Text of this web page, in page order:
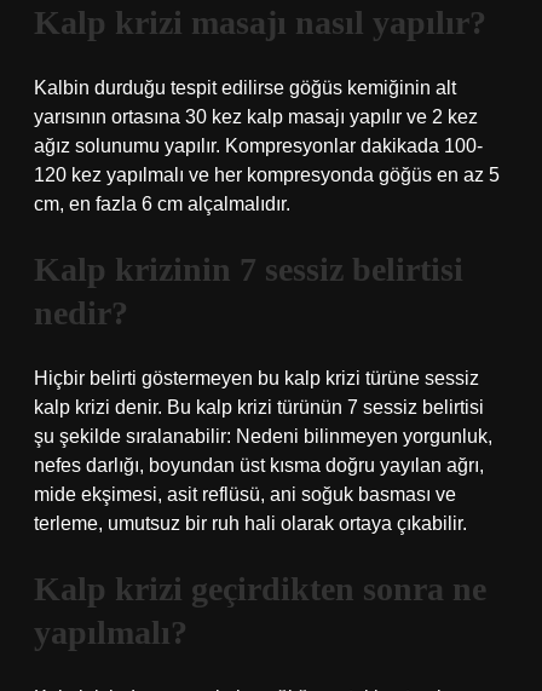
Kalp krizi masajı nasıl yapılır?
Kalbin durduğu tespit edilirse göğüs kemiğinin alt
yarısının ortasına 30 kez kalp masajı yapılır ve 2 kez
ağız solunumu yapılır. Kompresyonlar dakikada 100-
120 kez yapılmalı ve her kompresyonda göğüs en az 5
cm, en fazla 6 cm alçalmalıdır.
Kalp krizinin 7 sessiz belirtisi
nedir?
Hiçbir belirti göstermeyen bu kalp krizi türüne sessiz
kalp krizi denir. Bu kalp krizi türünün 7 sessiz belirtisi
şu şekilde sıralanabilir: Nedeni bilinmeyen yorgunluk,
nefes darlığı, boyundan üst kısma doğru yayılan ağrı,
mide ekşimesi, asit reflüsü, ani soğuk basması ve
terleme, umutsuz bir ruh hali olarak ortaya çıkabilir.
Kalp krizi geçirdikten sonra ne
yapılmalı?